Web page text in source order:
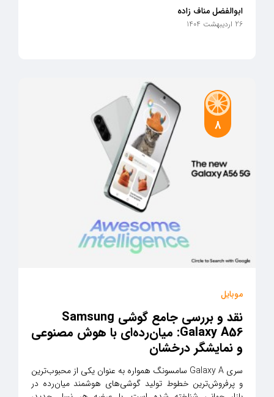
ابوالفضل مناف زاده
26 اردیبهشت 1404
8
موبایل
نقد و بررسی جامع گوشی Samsung
Galaxy A56: میان‌رده‌ای با هوش مصنوعی
و نمایشگر درخشان
سری Galaxy A سامسونگ همواره به عنوان یکی از محبوب‌ترین
و پرفروش‌ترین خطوط تولید گوشی‌های هوشمند میان‌رده در